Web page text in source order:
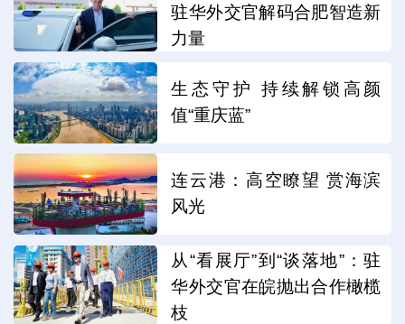
驻华外交官解码合肥智造新
力量
生态守护 持续解锁高颜
值“重庆蓝”
连云港：高空瞭望 赏海滨
风光
从“看展厅”到“谈落地”：驻
华外交官在皖抛出合作橄榄
枝